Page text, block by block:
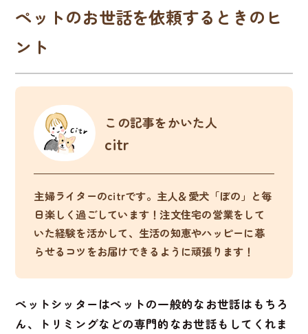
ペットのお世話を依頼するときのヒ
ント
この記事をかいた人
citr
主婦ライターのcitrです。主人＆愛犬「ぼの」と毎
日楽しく過ごしています！注文住宅の営業をして
いた経験を活かして、生活の知恵やハッピーに暮
らせるコツをお届けできるように頑張ります！
ペットシッターはペットの一般的なお世話はもちろ
ん、トリミングなどの専門的なお世話もしてくれま